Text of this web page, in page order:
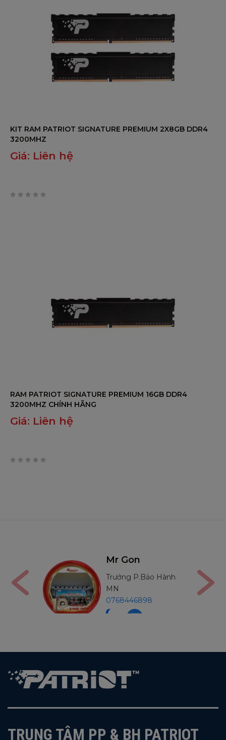
KIT RAM PATRIOT SIGNATURE PREMIUM 2X8GB DDR4
3200MHZ
Giá: Liên hệ
RAM PATRIOT SIGNATURE PREMIUM 16GB DDR4
3200MHZ CHÍNH HÃNG
Giá: Liên hệ
Hành
Mr Thường
Trưởng P.Bảo Hành
MB
0971234540
TRUNG TÂM PP & BH PATRIOT